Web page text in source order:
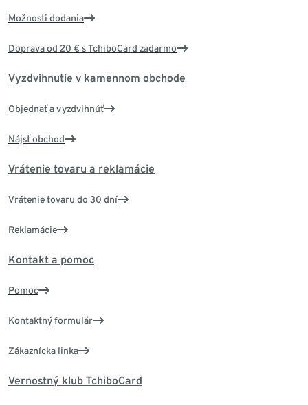
Možnosti dodania
Doprava od 20 € s TchiboCard zadarmo
Vyzdvihnutie v kamennom obchode
Objednať a vyzdvihnúť
Nájsť obchod
Vrátenie tovaru a reklamácie
Vrátenie tovaru do 30 dní
Reklamácie
Kontakt a pomoc
Pomoc
Kontaktný formulár
Zákaznícka linka
Vernostný klub TchiboCard